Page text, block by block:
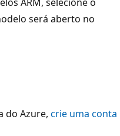
será aberto no
do Azure, crie uma conta